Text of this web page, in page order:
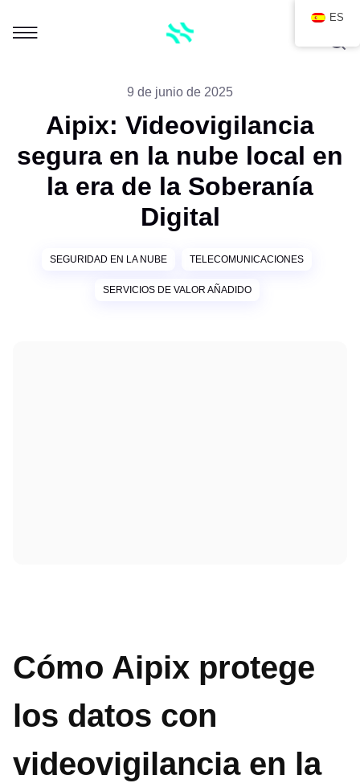
9 de junio de 2025
Aipix: Videovigilancia
segura en la nube local en
la era de la Soberanía
Digital
SEGURIDAD EN LA NUBE TELECOMUNICACIONES
SERVICIOS DE VALOR AÑADIDO
Cómo Aipix protege
los datos con
videovigilancia en la
ES